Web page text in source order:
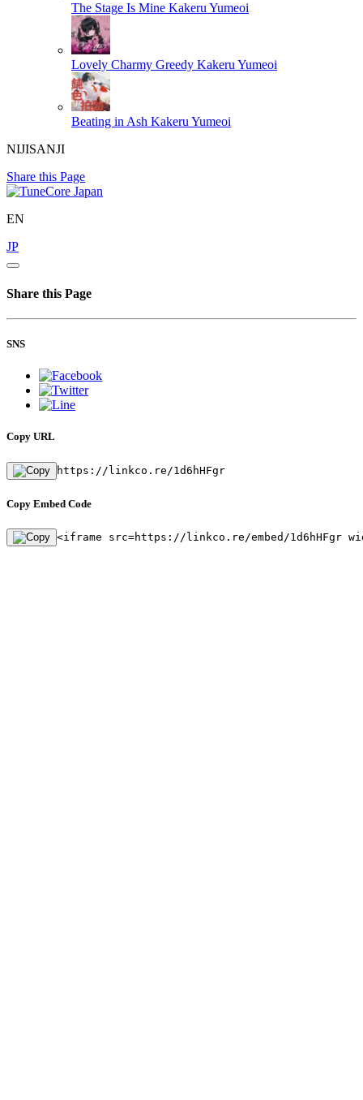
The Stage Is Mine Kakeru Yumeoi
Lovely Charmy Greedy Kakeru Yumeoi
Beating in Ash Kakeru Yumeoi
NIJISANJI
Share this Page
EN
JP
Share this Page
SNS
Copy URL
https://linkco.re/1d6hHFgr
Copy Embed Code
<iframe src=https://linkco.re/embed/1d6hHFgr